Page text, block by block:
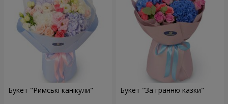
Букет "Римські канікули" Букет "За гранню казки"